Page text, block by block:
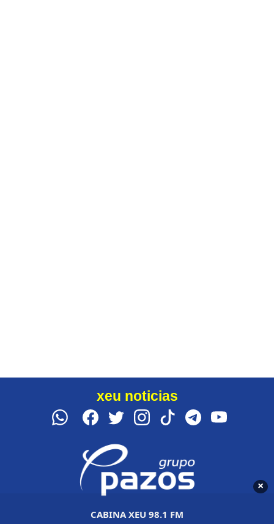
×
xeu noticias
CABINA XEU 98.1 FM